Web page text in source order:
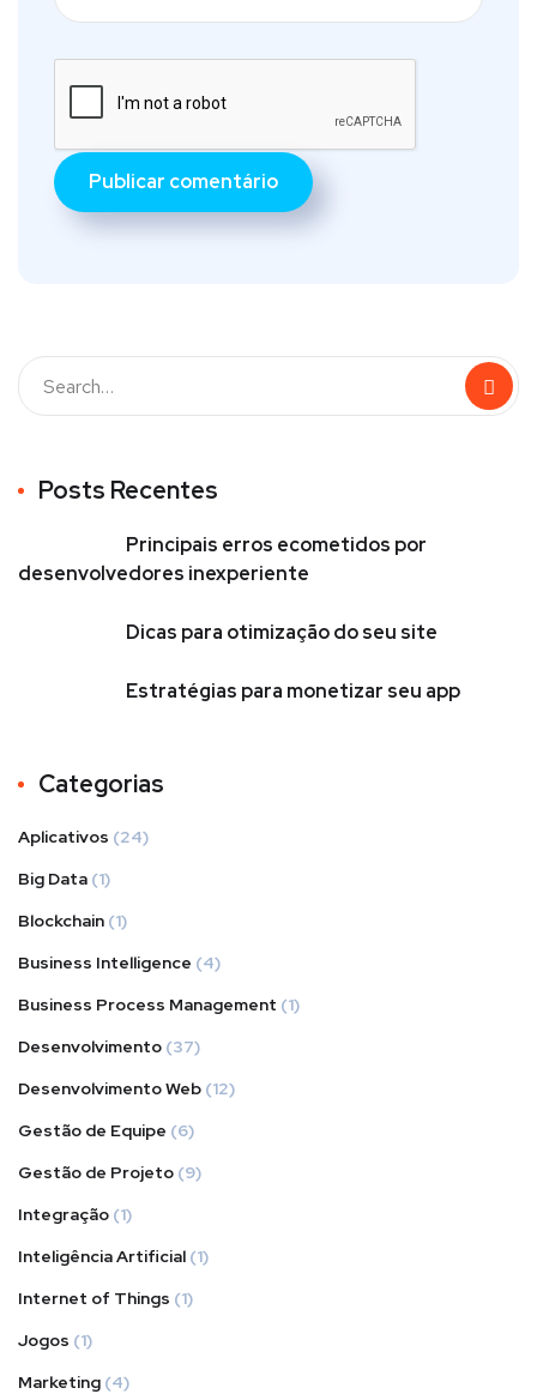
Posts Recentes
Principais erros ecometidos por
desenvolvedores inexperiente
Dicas para otimização do seu site
Estratégias para monetizar seu app
Categorias
Aplicativos (24)
Big Data (1)
Blockchain (1)
Business Intelligence (4)
Business Process Management (1)
Desenvolvimento (37)
Desenvolvimento Web (12)
Gestão de Equipe (6)
Gestão de Projeto (9)
Integração (1)
Inteligência Artificial (1)
Internet of Things (1)
Jogos (1)
Marketing (4)